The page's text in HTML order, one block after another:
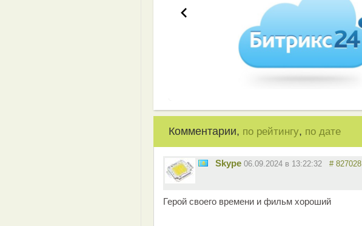
Комментарии, по рейтингу, по дате
Skype 06.09.2024 в 13:22:32 # 827028
Герой своего времени и фильм хороший